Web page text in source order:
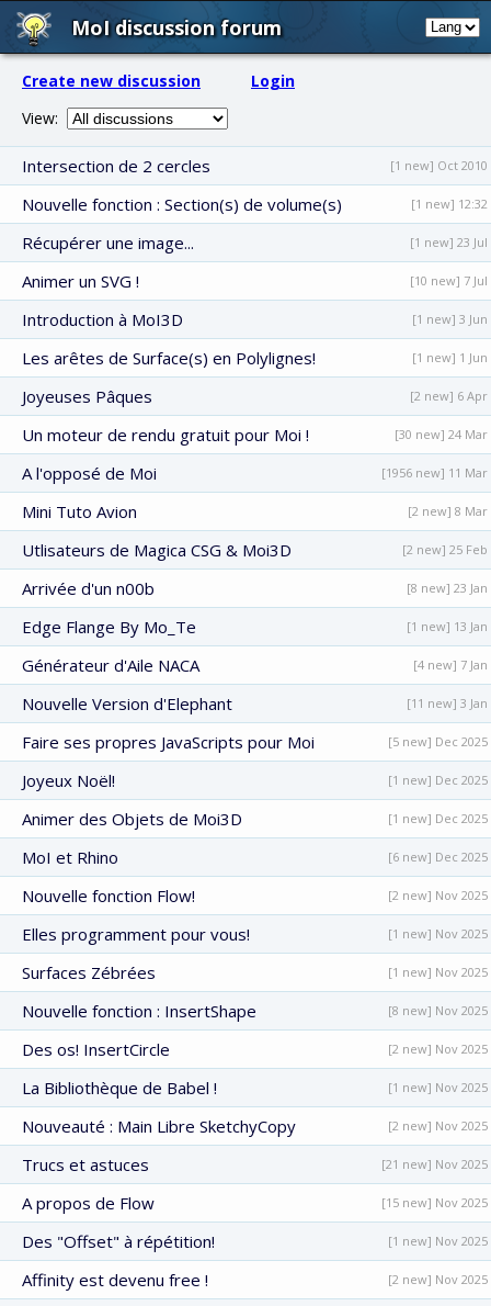
MoI discussion forum
Create new discussion
Login
View:
Intersection de 2 cercles [1 new] Oct 2010
Nouvelle fonction : Section(s) de volume(s) [1 new] 12:32
Récupérer une image... [1 new] 23 Jul
Animer un SVG ! [10 new] 7 Jul
Introduction à MoI3D [1 new] 3 Jun
Les arêtes de Surface(s) en Polylignes! [1 new] 1 Jun
Joyeuses Pâques [2 new] 6 Apr
Un moteur de rendu gratuit pour Moi ! [30 new] 24 Mar
A l'opposé de Moi [1956 new] 11 Mar
Mini Tuto Avion [2 new] 8 Mar
Utlisateurs de Magica CSG & Moi3D [2 new] 25 Feb
Arrivée d'un n00b [8 new] 23 Jan
Edge Flange By Mo_Te [1 new] 13 Jan
Générateur d'Aile NACA [4 new] 7 Jan
Nouvelle Version d'Elephant [11 new] 3 Jan
Faire ses propres JavaScripts pour Moi [5 new] Dec 2025
Joyeux Noël! [1 new] Dec 2025
Animer des Objets de Moi3D [1 new] Dec 2025
MoI et Rhino [6 new] Dec 2025
Nouvelle fonction Flow! [2 new] Nov 2025
Elles programment pour vous! [1 new] Nov 2025
Surfaces Zébrées [1 new] Nov 2025
Nouvelle fonction : InsertShape [8 new] Nov 2025
Des os! InsertCircle [2 new] Nov 2025
La Bibliothèque de Babel ! [1 new] Nov 2025
Nouveauté : Main Libre SketchyCopy [2 new] Nov 2025
Trucs et astuces [21 new] Nov 2025
A propos de Flow [15 new] Nov 2025
Des "Offset" à répétition! [1 new] Nov 2025
Affinity est devenu free ! [2 new] Nov 2025